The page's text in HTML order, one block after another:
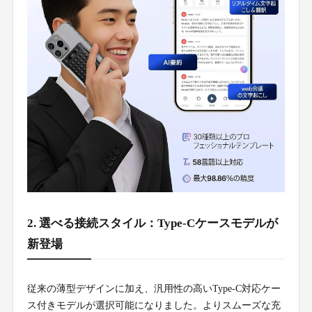
2. 選べる接続スタイル：Type-Cケースモデルが
新登場
従来の薄型デザインに加え、汎用性の高いType-C対応ケー
ス付きモデルが選択可能になりました。よりスムーズな充